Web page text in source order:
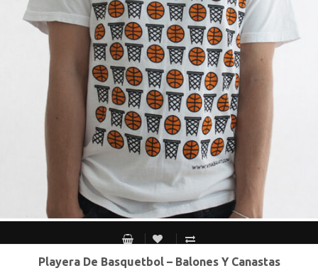
S MEX / XS USA M MEX / S USA G MEX / M USA XG MEX / G USA
Playera De Basquetbol – Balones Y Canastas